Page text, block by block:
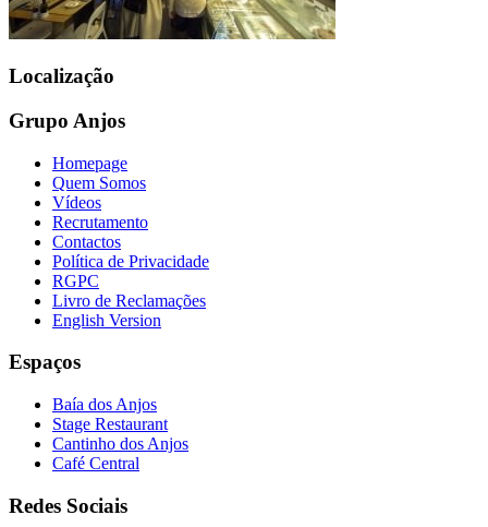
Localização
Grupo Anjos
Homepage
Quem Somos
Vídeos
Recrutamento
Contactos
Política de Privacidade
RGPC
Livro de Reclamações
English Version
Espaços
Baía dos Anjos
Stage Restaurant
Cantinho dos Anjos
Café Central
Redes Sociais